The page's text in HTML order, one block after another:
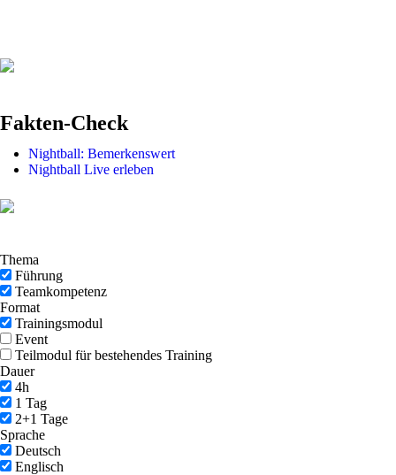
Fakten-Check
Nightball: Bemerkenswert
Nightball Live erleben
Thema
Führung
Teamkompetenz
Format
Trainingsmodul
Event
Teilmodul für bestehendes Training
Dauer
4h
1 Tag
2+1 Tage
Sprache
Deutsch
Englisch